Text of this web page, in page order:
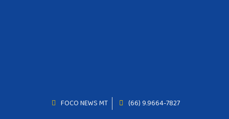
FOCO NEWS MT (66) 9.9664-7827
AGRONEGÓCIO